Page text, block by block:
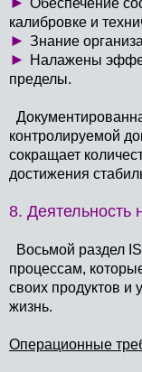
Обеспечение
калибровке и
► Знание
►
Налажены
пределы.
контролируемой
сокращает
достижения
8. Деятельность
Восьмой раздел
процессам,
своих продуктов
жизнь.
Операционные